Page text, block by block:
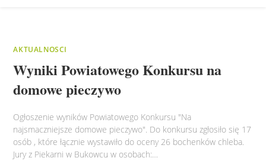
AKTUALNOSCI
Wyniki Powiatowego Konkursu na
domowe pieczywo
Ogłoszenie wyników Powiatowego Konkursu "Na
najsmaczniejsze domowe pieczywo". Do konkursu zgłosiło się 17
osób , które łącznie wystawiło do oceny 26 bochenków chleba.
Jury z Piekarni w Bukowcu w osobach:…